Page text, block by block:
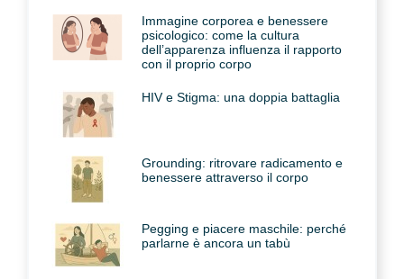
Immagine corporea e benessere
psicologico: come la cultura
dell’apparenza influenza il rapporto
con il proprio corpo
HIV e Stigma: una doppia battaglia
Grounding: ritrovare radicamento e
benessere attraverso il corpo
Pegging e piacere maschile: perché
parlarne è ancora un tabù